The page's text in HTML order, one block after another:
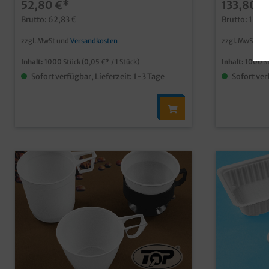
verschiedensten Einsätze viele weitere
52,80 €*
Brutto: 62,83 €
zzgl. MwSt und Versandkosten
Inhalt: 1000 Stück (0,05 €* / 1 Stück)
Sofort verfügbar, Lieferzeit: 1-3 Tage
Teilung,
im Shop
133,80
Brutto:
zzgl. MwSt und
Inhalt: 1000
Sofort